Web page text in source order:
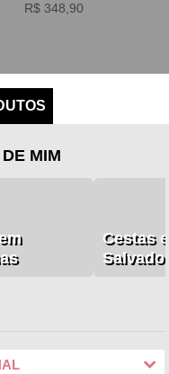
R$ 348,90
MIM
Cestas